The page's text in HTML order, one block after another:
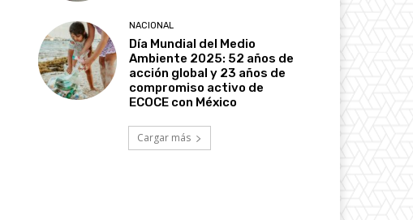
NACIONAL
Día Mundial del Medio
Ambiente 2025: 52 años de
acción global y 23 años de
compromiso activo de
ECOCE con México
Cargar más